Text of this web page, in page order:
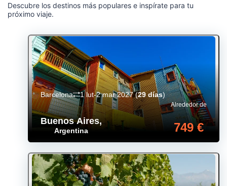
Descubre los destinos más populares e inspírate para tu
próximo viaje.
Buenos Aires,
Argentina
Alrededor de
749 €
Barcelona 1 lut-2 mar 2027(29 días)